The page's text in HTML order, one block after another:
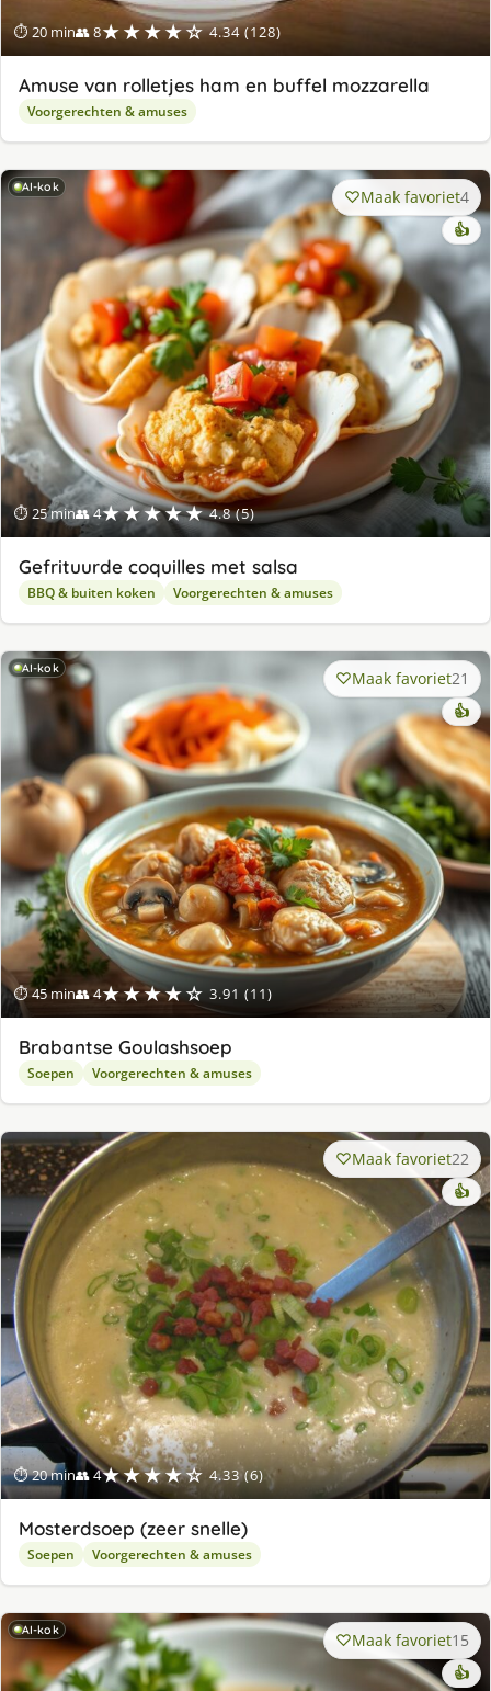
⏱ 20 min👥 8★★★★☆ 4.34 (128)
Amuse van rolletjes ham en buffel mozzarella
Voorgerechten & amuses
AI-kok
⏱ 25 min👥 4★★★★★ 4.8 (5)
Maak favoriet4
👍
Gefrituurde coquilles met salsa
BBQ & buiten koken Voorgerechten & amuses
AI-kok
⏱ 45 min👥 4★★★★☆ 3.91 (11)
Maak favoriet21
👍
Brabantse Goulashsoep
Soepen Voorgerechten & amuses
⏱ 20 min👥 4★★★★☆ 4.33 (6)
Maak favoriet22
👍
Mosterdsoep (zeer snelle)
Soepen Voorgerechten & amuses
AI-kok Maak favoriet15
👍